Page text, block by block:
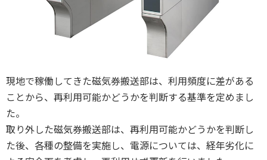
現地で稼働してきた磁気券搬送部は、利用頻度に差がある
ことから、再利用可能かどうかを判断する基準を定めまし
た。
取り外した磁気券搬送部は、再利用可能かどうかを判断し
た後、各種の整備を実施し、電源については、経年劣化に